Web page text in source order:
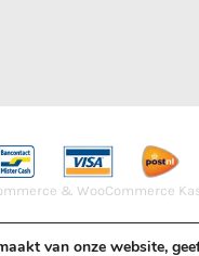
& WooCommerce
van onze website,